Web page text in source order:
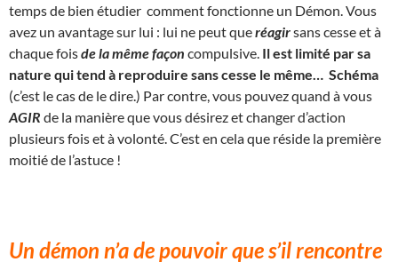
temps de bien étudier comment fonctionne un Démon. Vous
avez un avantage sur lui : lui ne peut queréagirsans cesse et à
chaque foisde la même façon compulsive. Il est limité par sa
nature qui tend à reproduire sans cesse le même… Schéma
(c’est le cas de le dire.) Par contre, vous pouvez quand à vous
AGIR de la manière que vous désirez et changer d’action
plusieurs fois et à volonté. C’est en cela que réside la première
moitié de l’astuce !
Un démon n’a de pouvoir que s’il rencontre